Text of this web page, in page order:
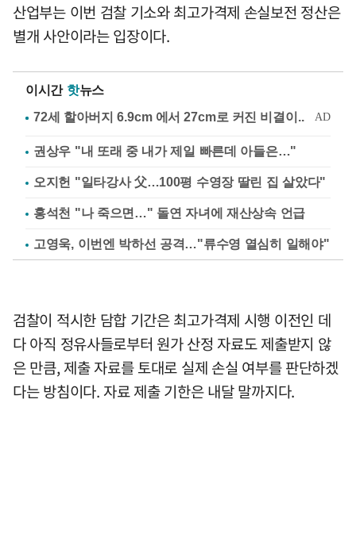
산업부는 이번 검찰 기소와 최고가격제 손실보전 정산은
별개 사안이라는 입장이다.
이시간 핫뉴스
권상우 "내 또래 중 내가 제일 빠른데 아들은…"
오지헌 "일타강사 父…100평 수영장 딸린 집 살았다"
홍석천 "나 죽으면…" 돌연 자녀에 재산상속 언급
고영욱, 이번엔 박하선 공격…"류수영 열심히 일해야"
검찰이 적시한 담합 기간은 최고가격제 시행 이전인 데
다 아직 정유사들로부터 원가 산정 자료도 제출받지 않
은 만큼, 제출 자료를 토대로 실제 손실 여부를 판단하겠
다는 방침이다. 자료 제출 기한은 내달 말까지다.